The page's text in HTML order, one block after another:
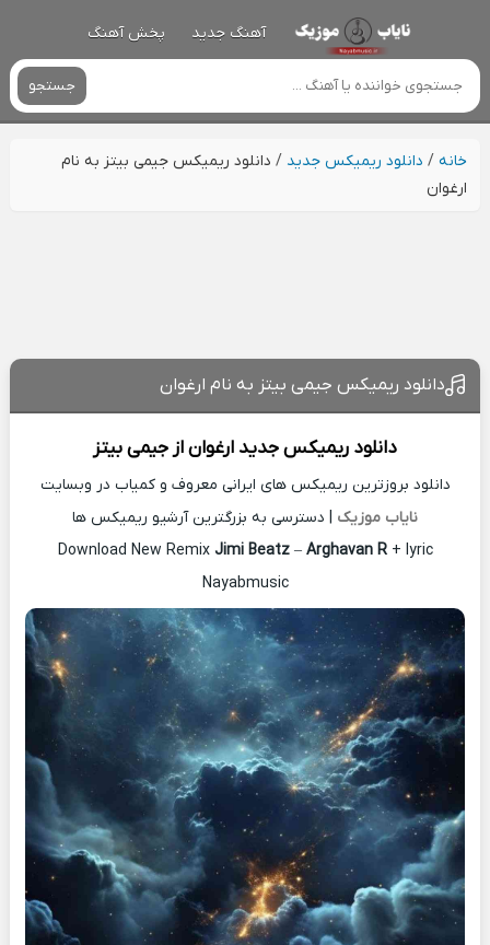
آهنگ جدید پخش آهنگ
جستجو
خانه/ دانلود ریمیکس جدید / دانلود ریمیکس جیمی بیتز به نام
ارغوان
دانلود ریمیکس جیمی بیتز به نام ارغوان
دانلود ریمیکس جدید ارغوان ازجیمی بیتز
دانلود بروزترین ریمیکس های ایرانی معروف و کمیاب در وبسایت
نایاب موزیک | دسترسی به بزرگترین آرشیو ریمیکس ها
Download New Remix Jimi Beatz– Arghavan R+ lyric
Nayabmusic